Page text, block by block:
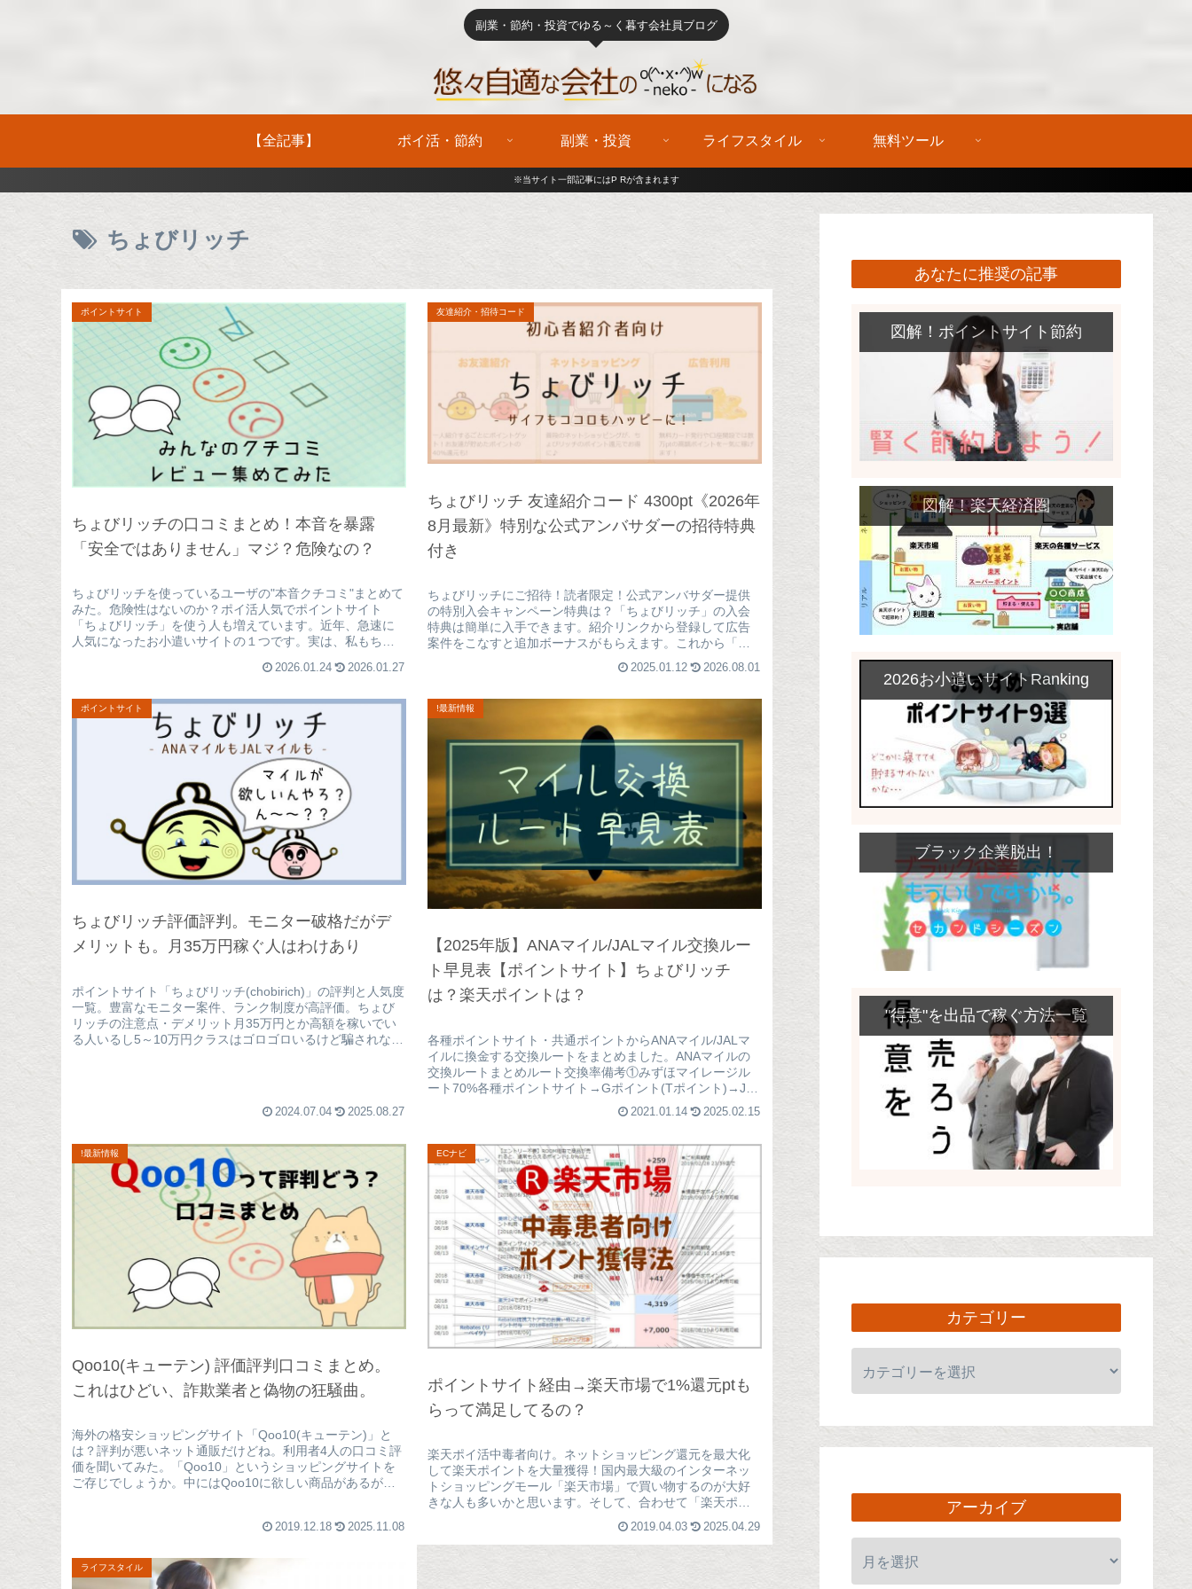
副業・節約・投資でゆる～く暮す会社員ブログ
【全記事】 ポイ活・節約 副業・投資 ライフスタイル 無料ツール
※当サイト一部記事にはP Rが含まれます
ちょびリッチ
ポイントサイト
ちょびリッチの口コミまとめ！本音を暴露
「安全ではありません」マジ？危険なの？
ちょびリッチを使っているユーザの"本音クチコミ"まとめて
みた。危険性はないのか？ポイ活人気でポイントサイト
「ちょびリッチ」を使う人も増えています。近年、急速に
人気になったお小遣いサイトの１つです。実は、私もちょ
2026.01.24 2026.01.27
友達紹介・招待コード
ちょびリッチ 友達紹介コード 4300pt《2026年
8月最新》特別な公式アンバサダーの招待特典
付き
ちょびリッチにご招待！読者限定！公式アンバサダー提供
の特別入会キャンペーン特典は？「ちょびリッチ」の入会
特典は簡単に入手できます。紹介リンクから登録して広告
案件をこなすと追加ボーナスがもらえます。これから「ち
2025.01.12 2026.08.01
ポイントサイト
ちょびリッチ評価評判。モニター破格だがデ
メリットも。月35万円稼ぐ人はわけあり
ポイントサイト「ちょびリッチ(chobirich)」の評判と人気度
一覧。豊富なモニター案件、ランク制度が高評価。ちょび
リッチの注意点・デメリット月35万円とか高額を稼いでい
る人いるし5～10万円クラスはゴロゴロいるけど騙されない
2024.07.04 2025.08.27
!最新情報
【2025年版】ANAマイル/JALマイル交換ルー
ト早見表【ポイントサイト】ちょびリッチ
は？楽天ポイントは？
各種ポイントサイト・共通ポイントからANAマイル/JALマ
イルに換金する交換ルートをまとめました。ANAマイルの
交換ルートまとめルート交換率備考①みずほマイレージル
ート70%各種ポイントサイト→Gポイント(Tポイント)→JR
2021.01.14 2025.02.15
!最新情報
Qoo10(キューテン) 評価評判口コミまとめ。
これはひどい、詐欺業者と偽物の狂騒曲。
海外の格安ショッピングサイト「Qoo10(キューテン)」と
は？評判が悪いネット通販だけどね。利用者4人の口コミ評
価を聞いてみた。「Qoo10」というショッピングサイトを
ご存じでしょうか。中にはQoo10に欲しい商品があるが、
2019.12.18 2025.11.08
ECナビ
ポイントサイト経由→楽天市場で1%還元ptも
らって満足してるの？
楽天ポイ活中毒者向け。ネットショッピング還元を最大化
して楽天ポイントを大量獲得！国内最大級のインターネッ
トショッピングモール「楽天市場」で買い物するのが大好
きな人も多いかと思います。そして、合わせて「楽天ポイ
ント(旧：楽天スーパーポイント)...
2019.04.03 2025.04.29
ライフスタイル
あなたに推奨の記事
図解！ポイントサイト節約
図解！楽天経済圏
2026お小遣いサイトRanking
ブラック企業脱出！
"得意"を出品で稼ぐ方法一覧
カテゴリー
アーカイブ